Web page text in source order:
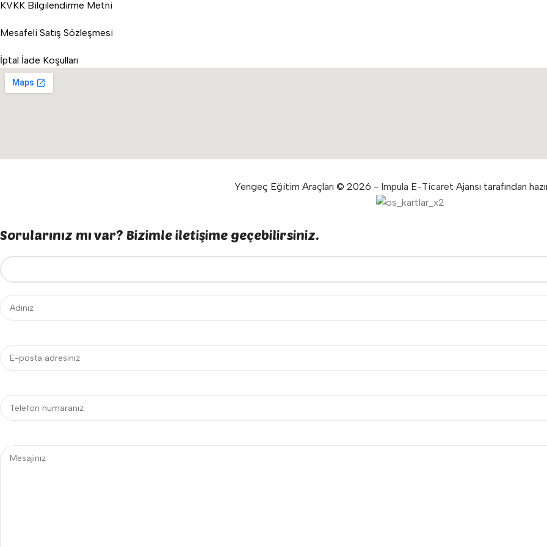
KVKK Bilgilendirme Metni
Mesafeli Satış Sözleşmesi
İptal İade Koşulları
Yengeç Eğitim Araçları © 2026 - Impula E-Ticaret Ajansı tarafından
Sorularınız mı var? Bizimle iletişime geçebilirsiniz.